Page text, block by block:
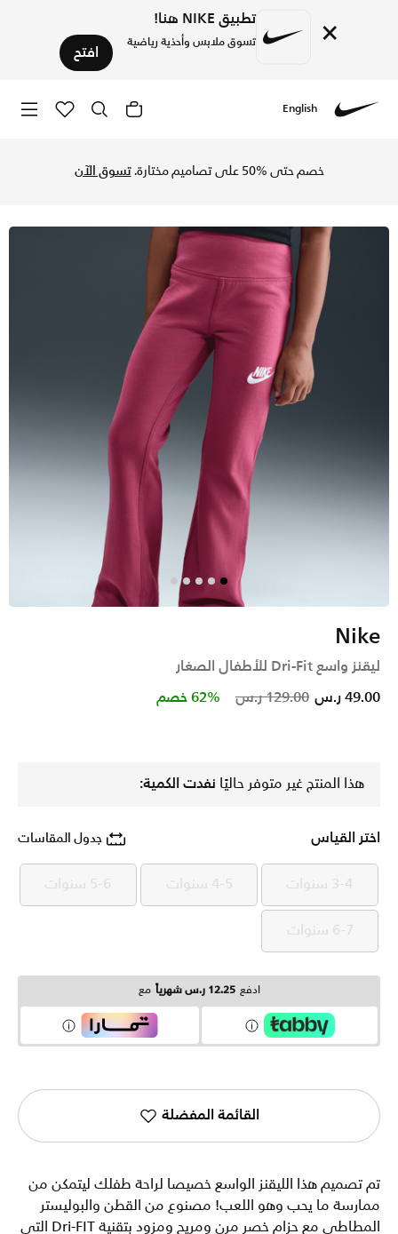
× تطبيق NIKE هنا!
تسوق ملابس وأحذية رياضية افتح
English
خصم حتى %50 على تصاميم مختارة. تسوق الآن
Nike
ليقنز واسع Dri-Fit للأطفال الصغار
Price reduced from
129.00 ر.س to 49.00 ر.س 62% خصم
هذا المنتج غير متوفر حاليًا نفدت الكمية:
اختر القياس جدول المقاسات
3-4 سنوات 3-4 سنوات 4-5 سنوات 4-5 سنوات 5-6 سنوات 5-6 سنوات
6-7 سنوات 6-7 سنوات
ادفع 12.25 ر.س شهرياً مع
القائمة المفضلة
تم تصميم هذا الليقنز الواسع خصيصا لراحة طفلك ليتمكن من
ممارسة ما يحب وهو اللعب! مصنوع من القطن والبوليستر
المطاطي مع حزام خصر مرن ومريح ومزود بتقنية Dri-FIT التي